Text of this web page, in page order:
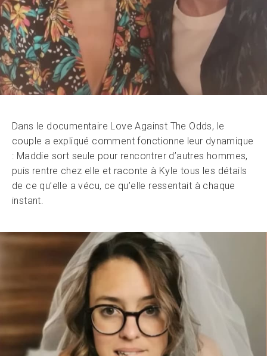
Dans le documentaire Love Against The Odds, le
couple a expliqué comment fonctionne leur dynamique
: Maddie sort seule pour rencontrer d’autres hommes,
puis rentre chez elle et raconte à Kyle tous les détails
de ce qu’elle a vécu, ce qu’elle ressentait à chaque
instant.